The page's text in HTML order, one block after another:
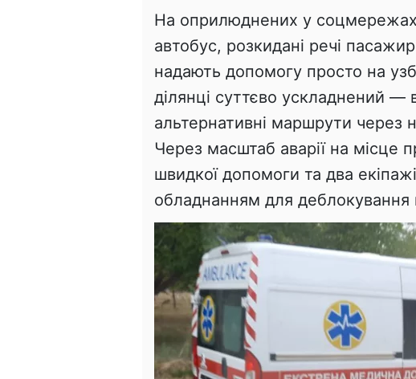
На оприлюднених у
автобус, розкидані речі
надають допомогу просто на
ділянці суттєво ускладнений —
альтернативні маршрути через
Через масштаб аварії на місце
швидкої допомоги та два
обладнанням для